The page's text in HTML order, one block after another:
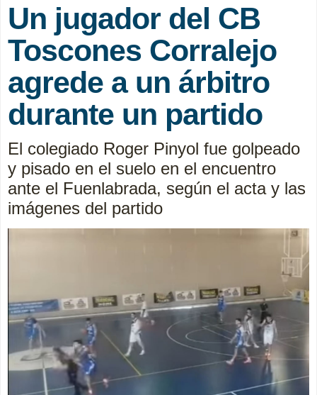
Un jugador del CB
Toscones Corralejo
agrede a un árbitro
durante un partido
El colegiado Roger Pinyol fue golpeado
y pisado en el suelo en el encuentro
ante el Fuenlabrada, según el acta y las
imágenes del partido